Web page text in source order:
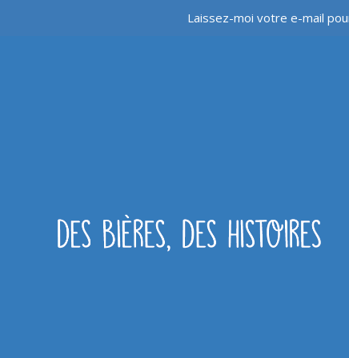
Laissez-moi votre e-mail